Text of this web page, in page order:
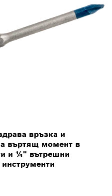
връзка и
въртящ момент в
и ¼" вътрешни